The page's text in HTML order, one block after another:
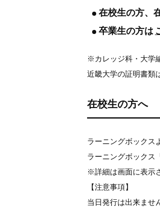
在校生の方、
卒業生の方は
※カレッジ科・大学
近畿大学の証明書類
在校生の方へ
ラーニングボックス
ラーニングボックス
※詳細は画面に表示
【注意事項】
当日発行は出来ませ